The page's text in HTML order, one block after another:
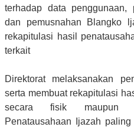
terhadap data penggunaan,
dan pemusnahan Blangko
rekapitulasi hasil
terkait
Direktorat melaksanakan
serta membuat rekapitulasi
secara fisik maupun
Penatausahaan Ijazah